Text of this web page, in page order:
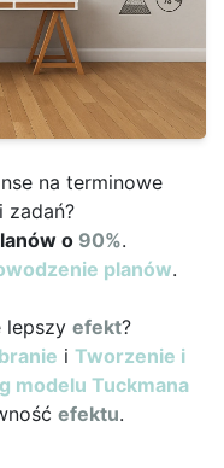
na terminowe
zadań?
o 90%.
planów.
lepszy efekt?
i Tworzenie i
modelu Tuckmana
efektu.